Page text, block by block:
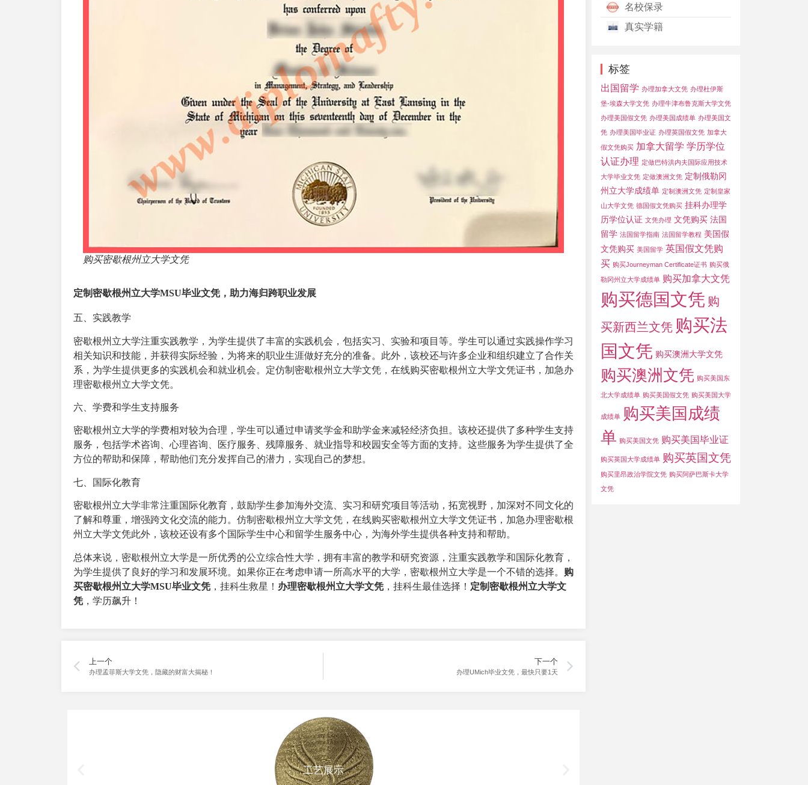
购买密歇根州立大学文凭
定制密歇根州立大学MSU毕业文凭，助力海归跨职业发展
五、实践教学
密歇根州立大学注重实践教学，为学生提供了丰富的实践机会，包括实习、实验和项目等。学生可以通过实践操作学习
相关知识和技能，并获得实际经验，为将来的职业生涯做好充分的准备。此外，该校还与许多企业和组织建立了合作关
系，为学生提供更多的实践机会和就业机会。定仿制密歇根州立大学文凭，在线购买密歇根州立大学文凭证书，加急办
理密歇根州立大学文凭。
六、学费和学生支持服务
密歇根州立大学的学费相对较为合理，学生可以通过申请奖学金和助学金来减轻经济负担。该校还提供了多种学生支持
服务，包括学术咨询、心理咨询、医疗服务、残障服务、就业指导和校园安全等方面的支持。这些服务为学生提供了全
方位的帮助和保障，帮助他们充分发挥自己的潜力，实现自己的梦想。
七、国际化教育
密歇根州立大学非常注重国际化教育，鼓励学生参加海外交流、实习和研究项目等活动，拓宽视野，加深对不同文化的
了解和尊重，增强跨文化交流的能力。仿制密歇根州立大学文凭，在线购买密歇根州立大学文凭证书，加急办理密歇根
州立大学文凭此外，该校还设有多个国际学生中心和留学生服务中心，为海外学生提供各种支持和帮助。
总体来说，密歇根州立大学是一所优秀的公立综合性大学，拥有丰富的教学和研究资源，注重实践教学和国际化教育，
为学生提供了良好的学习和发展环境。如果你正在考虑申请一所高水平的大学，密歇根州立大学是一个不错的选择。 购
买密歇根州立大学MSU毕业文凭 ，挂科生救星！ 办理密歇根州立大学文凭 ，挂科生最佳选择！ 定制密歇根州立大学文
凭 ，学历飙升！
上一个
办理孟菲斯大学文凭，隐藏的财富大揭秘！
下一个
办理UMich毕业文凭，最快只要1天
工艺展示
名校保录
真实学籍
标签
出国留学 办理加拿大文凭 办理杜伊斯
堡-埃森大学文凭 办理牛津布鲁克斯大学文凭
办理美国假文凭 办理美国成绩单 办理美国文
凭 办理美国毕业证 办理英国假文凭 加拿大
假文凭购买 加拿大留学 学历学位
认证办理 定做巴特洪内夫国际应用技术
大学毕业文凭 定做澳洲文凭 定制俄勒冈
州立大学成绩单 定制澳洲文凭 定制皇家
山大学文凭 德国假文凭购买 挂科办理学
历学位认证 文凭办理 文凭购买 法国
留学 法国留学指南 法国留学教程 美国假
文凭购买 美国留学 英国假文凭购
买 购买Journeyman Certificate证书 购买俄
勒冈州立大学成绩单 购买加拿大文凭
购买德国文凭 购
买新西兰文凭 购买法
国文凭 购买澳洲大学文凭
购买澳洲文凭 购买美国东
北大学成绩单 购买美国假文凭 购买美国大学
成绩单 购买美国成绩
单 购买美国文凭 购买美国毕业证
购买英国大学成绩单 购买英国文凭
购买里昂政治学院文凭 购买阿萨巴斯卡大学
文凭